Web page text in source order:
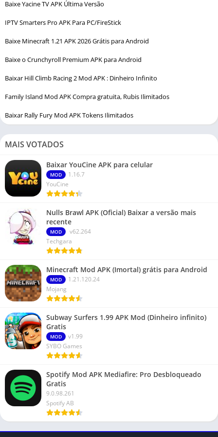
Baixe Yacine TV APK Última Versão
IPTV Smarters Pro APK Para PC/FireStick
Baixe Minecraft 1.21 APK 2026 Grátis para Android
Baixe o Crunchyroll Premium APK para Android
Baixar Hill Climb Racing 2 Mod APK : Dinheiro Infinito
Family Island Mod APK Compra gratuita, Rubis Ilimitados
Baixar Rally Fury Mod APK Tokens Ilimitados
MAIS VOTADOS
Baixar YouCine APK para celular
MOD
1.16.7
YouCine
Nulls Brawl APK (Oficial) Baixar a versão mais
recente
MOD
v62.264
Techgara
Minecraft Mod APK (Imortal) grátis para Android
MOD
1.21.120.24
Mojang
Subway Surfers 1.99 APK Mod (Dinheiro infinito)
Gratis
MOD
v1.99
SYBO Games
Spotify Mod APK Mediafire: Pro Desbloqueado
Gratis
9.0.98.261
Spotify AB